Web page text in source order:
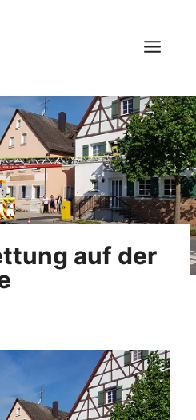
auf der